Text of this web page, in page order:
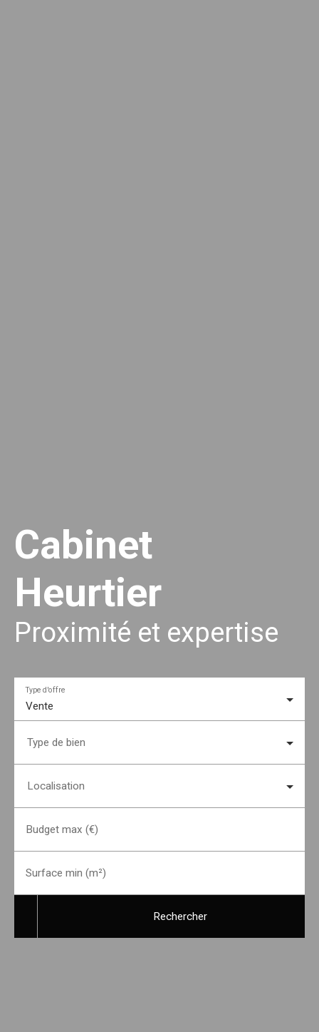
Cabinet
Heurtier
Proximité et expertise
Vente
Type d'offre
Type de bien
Localisation
Budget max (€)
Surface min (m²)
Rechercher